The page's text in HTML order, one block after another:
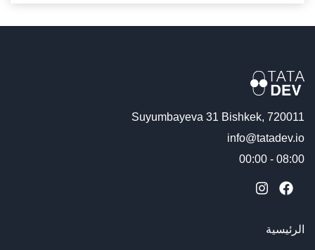
Suyumbayeva 31 Bishkek, 720011
info@tatadev.io
08:00 - 00:00
الرئيسية